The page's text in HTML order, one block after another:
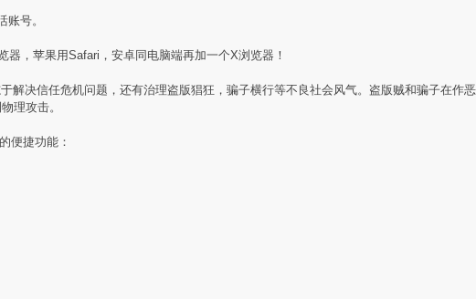
号。
，苹果用Safari，安卓同电脑端再加一个X浏览器！
决信任危机问题，还有治理盗版猖狂，骗子横行等不良社会风气。盗版贼和骗子在作恶
理攻击。
便捷功能：